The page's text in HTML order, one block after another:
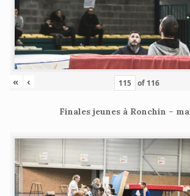
« ‹ of 116
Finales jeunes à Ronchin –